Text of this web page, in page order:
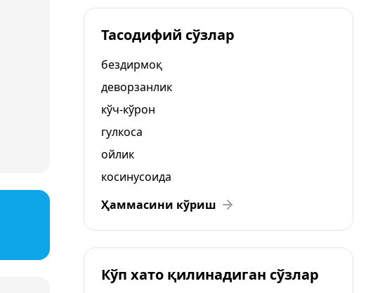
Тасодифий сўзлар
бездирмоқ
деворзанлик
кўч-кўрон
гулкоса
ойлик
косинусоида
Ҳаммасини кўриш
Кўп хато қилинадиган сўзлар